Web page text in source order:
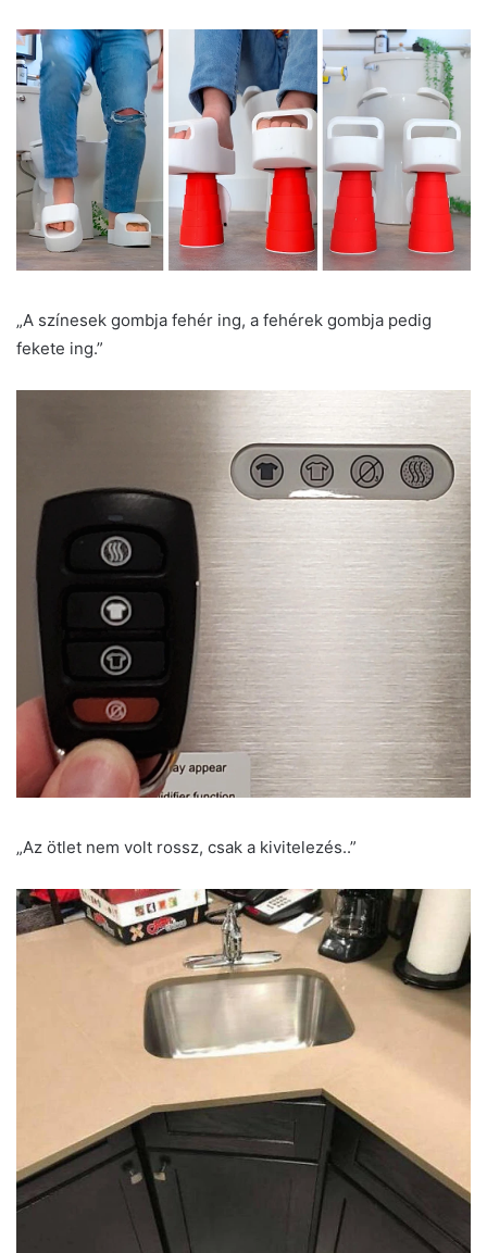
„A színesek gombja fehér ing, a fehérek gombja pedig
fekete ing.”
„Az ötlet nem volt rossz, csak a kivitelezés..”